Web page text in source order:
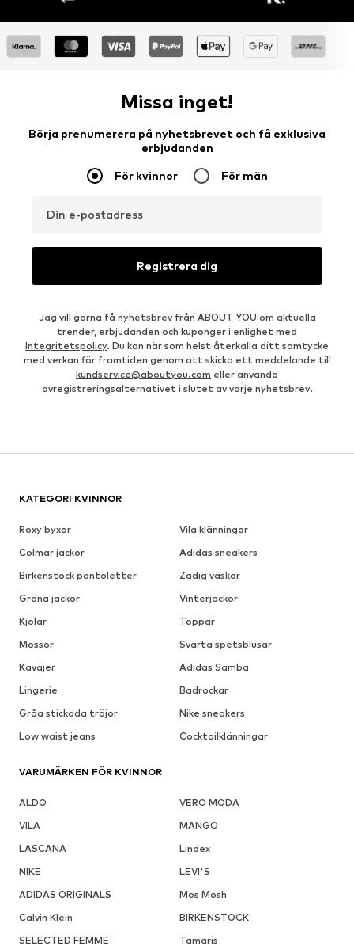
Missa inget!
Börja prenumerera på nyhetsbrevet och få exklusiva
erbjudanden
För kvinnor För män
Din e-postadress
Registrera dig
Jag vill gärna få nyhetsbrev från ABOUT YOU om aktuella
trender, erbjudanden och kuponger i enlighet med
Integritetspolicy. Du kan när som helst återkalla ditt samtycke
med verkan för framtiden genom att skicka ett meddelande till
kundservice@aboutyou.com eller använda
avregistreringsalternativet i slutet av varje nyhetsbrev.
KATEGORI KVINNOR
Roxy byxor
Vila klänningar
Colmar jackor
Adidas sneakers
Birkenstock pantoletter
Zadig väskor
Gröna jackor
Vinterjackor
Kjolar
Toppar
Mössor
Svarta spetsblusar
Kavajer
Adidas Samba
Lingerie
Badrockar
Gråa stickada tröjor
Nike sneakers
Low waist jeans
Cocktailklänningar
VARUMÄRKEN FÖR KVINNOR
ALDO
VERO MODA
VILA
MANGO
LASCANA
Lindex
NIKE
LEVI'S
ADIDAS ORIGINALS
Mos Mosh
Calvin Klein
BIRKENSTOCK
SELECTED FEMME
Tamaris